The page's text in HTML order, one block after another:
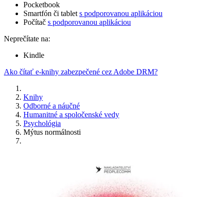
Pocketbook
Smartfón či tablet s podporovanou aplikáciou
Počítač s podporovanou aplikáciou
Neprečítate na:
Kindle
Ako čítať e-knihy zabezpečené cez Adobe DRM?
Knihy
Odborné a náučné
Humanitné a spoločenské vedy
Psychológia
Mýtus normálnosti